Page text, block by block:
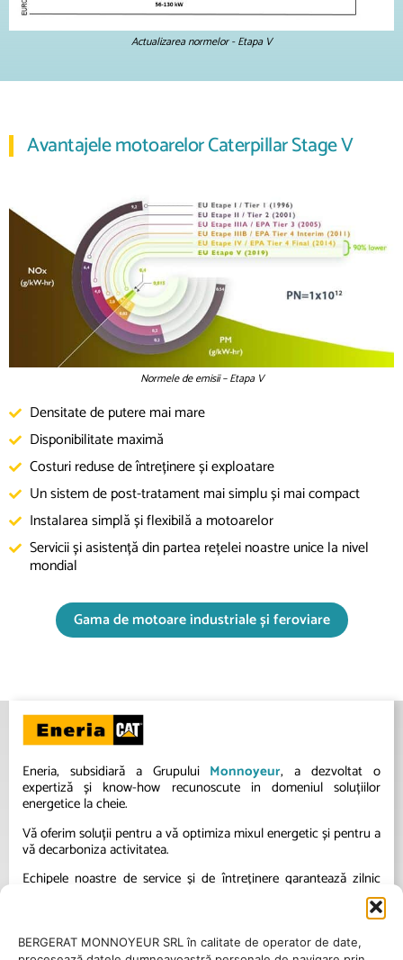
BERGERAT MONNOYEUR SRL în calitate de operator de date,
Actualizarea normelor - Etapa V
Avantajele motoarelor Caterpillar Stage V
Normele de emisii – Etapa V
Densitate de putere mai mare
Disponibilitate maximă
Costuri reduse de întreținere și exploatare
Un sistem de post-tratament mai simplu și mai compact
Instalarea simplă și flexibilă a motoarelor
Servicii și asistență din partea rețelei noastre unice la nivel
mondial
Gama de motoare industriale și feroviare
Eneria, subsidiară a Grupului Monnoyeur, a dezvoltat o
expertiză și know-how recunoscute in domeniul soluțiilor
energetice la cheie.
Vă oferim soluții pentru a vă optimiza mixul energetic și pentru a
vă decarboniza activitatea.
Echipele noastre de service și de întreținere garantează zilnic